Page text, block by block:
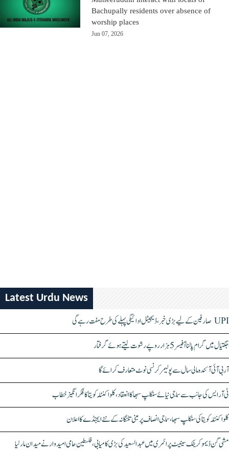
Bachupally residents over absence of
worship places
Jun 07, 2026
Latest Urdu News
UPI صارفین کے لیے بڑی خبر، ڈیجیٹل ادائیگی پہلے کی طرح مفت رہے گی
جگتیال میں گرام پالنا آفیسر 5 ہزار روپے رشوت لیتے ہوئے گرفتار
آر بی آئی آئندہ مالی سال سے پولیمر کرنسی نوٹ متعارف کرائے گا
ٹی آر ایس کی جانب سے سماجی نیائے سنکلپ سبھا کا انعقاد، کلواکنٹلہ کویتا کا فکر انگیز خطاب
کلواکنٹلہ کویتا کی سنکلپ سبھا، سماجی انصاف پر مبنی تلنگانہ کے نئے ایجنڈے کا اعلان
مشی گن ڈیموکریٹک سینیٹ پرائمری میں عبدالسعید کی بڑی کامیابی، فلسطین حامی امیدوار نے میدان مار لیا